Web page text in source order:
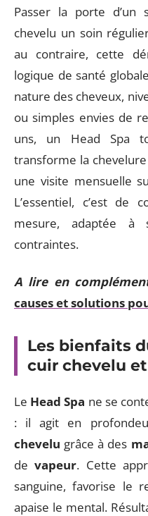
Passer la porte
chevelu un soin
au contraire, cette
logique de santé
nature des cheveux,
ou simples envies de
uns, un Head Spa
transforme la chevelure
une visite mensuelle
L’essentiel, c’est de
mesure, adaptée à
contraintes.
A lire en
causes et solutions
Les bienfaits
cuir chevelu
Le Head Spa ne se
: il agit en
chevelu grâce à des
devapeur. Cette
sanguine, favorise le
apaise le mental.